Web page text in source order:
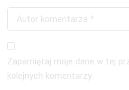
Zapamiętaj moje dane w tej
kolejnych komentarzy.